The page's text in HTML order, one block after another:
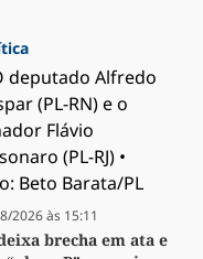
2026 às 15:11
brecha em ata e